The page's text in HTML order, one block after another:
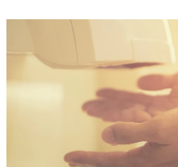
Bygg ditt eget Softwash
Hvordan bunnskure gulv?
Hvordan nøytralisere gulv?